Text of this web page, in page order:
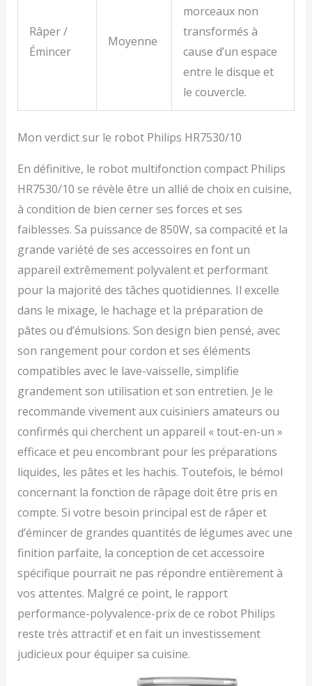
Râper /
Émincer
Moyenne
morceaux non
transformés à
cause d’un espace
entre le disque et
le couvercle.
Mon verdict sur le robot Philips HR7530/10
En définitive, le robot multifonction compact Philips
HR7530/10 se révèle être un allié de choix en cuisine,
à condition de bien cerner ses forces et ses
faiblesses. Sa puissance de 850W, sa compacité et la
grande variété de ses accessoires en font un
appareil extrêmement polyvalent et performant
pour la majorité des tâches quotidiennes. Il excelle
dans le mixage, le hachage et la préparation de
pâtes ou d’émulsions. Son design bien pensé, avec
son rangement pour cordon et ses éléments
compatibles avec le lave-vaisselle, simplifie
grandement son utilisation et son entretien. Je le
recommande vivement aux cuisiniers amateurs ou
confirmés qui cherchent un appareil « tout-en-un »
efficace et peu encombrant pour les préparations
liquides, les pâtes et les hachis. Toutefois, le bémol
concernant la fonction de râpage doit être pris en
compte. Si votre besoin principal est de râper et
d’émincer de grandes quantités de légumes avec une
finition parfaite, la conception de cet accessoire
spécifique pourrait ne pas répondre entièrement à
vos attentes. Malgré ce point, le rapport
performance-polyvalence-prix de ce robot Philips
reste très attractif et en fait un investissement
judicieux pour équiper sa cuisine.